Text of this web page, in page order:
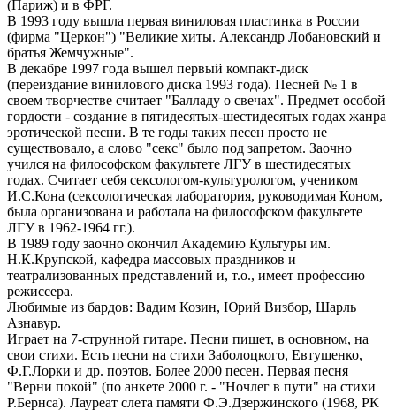
(Париж) и в ФРГ.
В 1993 году вышла первая виниловая пластинка в России
(фирма "Церкон") "Великие хиты. Александр Лобановский и
братья Жемчужные".
В декабре 1997 года вышел первый компакт-диск
(переиздание винилового диска 1993 года). Песней № 1 в
своем творчестве считает "Балладу о свечах". Предмет особой
гордости - создание в пятидесятых-шестидесятых годах жанра
эротической песни. В те годы таких песен просто не
существовало, а слово "секс" было под запретом. Заочно
учился на философском факультете ЛГУ в шестидесятых
годах. Считает себя сексологом-культурологом, учеником
И.С.Кона (сексологическая лаборатория, руководимая Коном,
была организована и работала на философском факультете
ЛГУ в 1962-1964 гг.).
В 1989 году заочно окончил Академию Культуры им.
Н.К.Крупской, кафедра массовых праздников и
театрализованных представлений и, т.о., имеет профессию
режиссера.
Любимые из бардов: Вадим Козин, Юрий Визбор, Шарль
Азнавур.
Играет на 7-струнной гитаре. Песни пишет, в основном, на
свои стихи. Есть песни на стихи Заболоцкого, Евтушенко,
Ф.Г.Лорки и др. поэтов. Более 2000 песен. Первая песня
"Верни покой" (по анкете 2000 г. - "Ночлег в пути" на стихи
Р.Бернса). Лауреат слета памяти Ф.Э.Дзержинского (1968, РК